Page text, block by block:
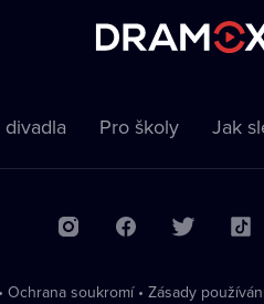
Pro školy Jak
• Ochrana soukromí • Zásady